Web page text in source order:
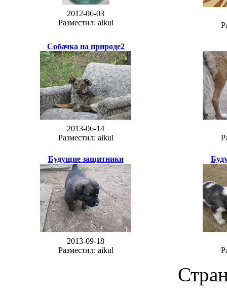
2012-06-03
Разместил: aikul
Собачка на природе2
2013-06-14
Разместил: aikul
Будущие защитники
2013-09-18
Разместил: aikul